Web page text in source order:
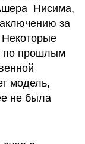
Нисима,
за
Некоторые
по прошлым
модель,
не была